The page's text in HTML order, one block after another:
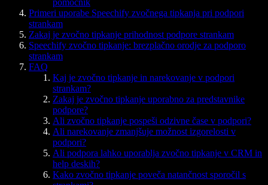
Primeri uporabe Speechify zvočnega tipkanja pri podpori
strankam
Zakaj je zvočno tipkanje prihodnost podpore strankam
Speechify zvočno tipkanje: brezplačno orodje za podporo
strankam
FAQ
Kaj je zvočno tipkanje in narekovanje v podpori
strankam?
Zakaj je zvočno tipkanje uporabno za predstavnike
podpore?
Ali zvočno tipkanje pospeši odzivne čase v podpori?
Ali narekovanje zmanjšuje možnost izgorelosti v
podpori?
Ali podpora lahko uporablja zvočno tipkanje v CRM in
help deskih?
Kako zvočno tipkanje poveča natančnost sporočil s